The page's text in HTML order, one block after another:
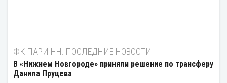
ФК ПАРИ НН: ПОСЛЕДНИЕ НОВОСТИ
В «Нижнем Новгороде» приняли решение по трансферу
Данила Пруцева